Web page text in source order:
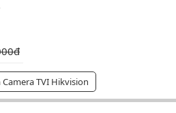
TVI Hikvision